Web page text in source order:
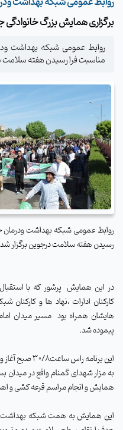
برگزاری همایش بزرگ خانوادگی
روابط عمومی شبکه بهداشت
مناسبت فرا رسیدن هفته سلامت
روابط عمومی شبکه بهداشت ودرمان
رسیدن هفته سلامت درجوین برگزار شد
در این همایش پرشور که با
کارکنان ادارات ،نهاد ها و
هایشان همراه بود مسیر میدان
پیموده شد.
این برنامه
به مزار شهدای گمنام واقع در میدان
همایش و انجام مراسم قرعه کشی و اهدا
این همایش به همت شبکه بهداشت